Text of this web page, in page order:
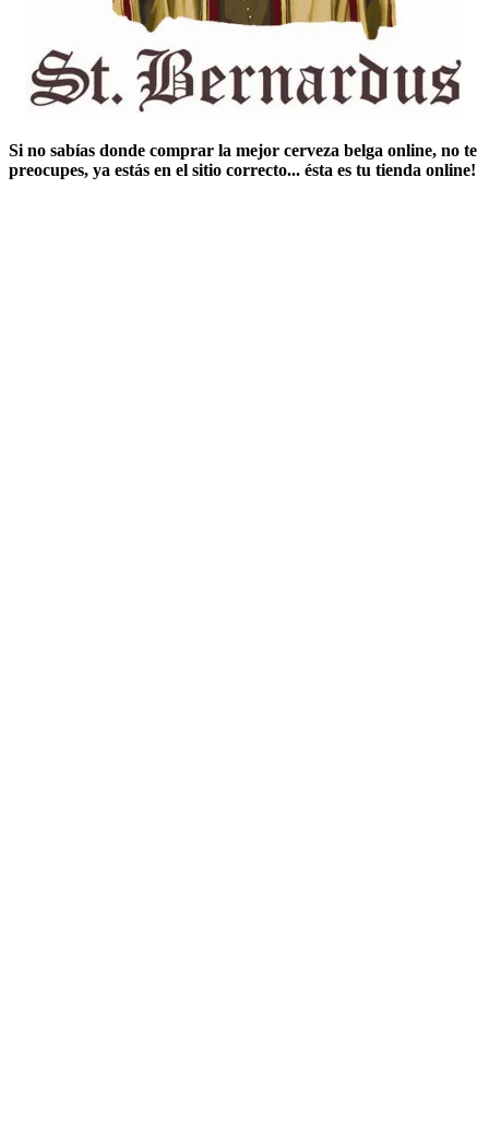
Si no sabías ​ donde comprar la mejor cerveza belga online​, no te
preocupes, ya estás en el sitio correcto... ésta es tu tienda online!